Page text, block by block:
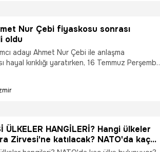
Nur Çebi fiyaskosu sonrası
oldu
adayı Ahmet Nur Çebi ile anlaşma
hayal kırıklığı yaratırken, 16 Temmuz Perşembe
ÜLKELER HANGİLERİ? Hangi ülkeler
Zirvesi'ne katılacak? NATO'da kaç